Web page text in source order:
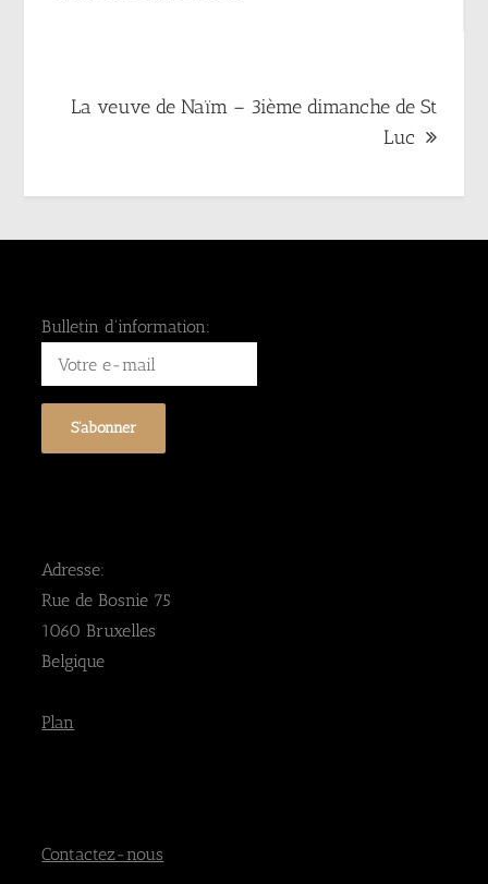
La veuve de Naïm – 3ième dimanche de St
Luc
Bulletin d'information:
Adresse:
Rue de Bosnie 75
1060 Bruxelles
Belgique
Plan
Contactez-nous